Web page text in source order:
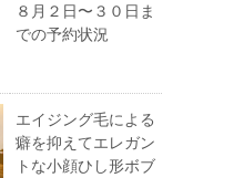
８月２日〜３０日ま
での予約状況
エイジング毛による
癖を抑えてエレガン
トな小顔ひし形ボブ